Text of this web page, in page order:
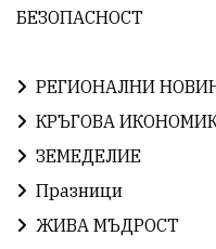
ОбщинаСливен
Правосъдие
ПътнаБезопасност
БЕЗОПАСНОСТ
РЕГИОНАЛНИ
КРЪГОВА
ЗЕМЕДЕЛИЕ
Празници
ЖИВА МЪДРОСТ